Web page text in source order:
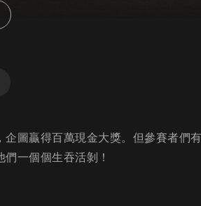
圖贏得百萬現金大獎。但參賽者們
一個個生吞活剝！